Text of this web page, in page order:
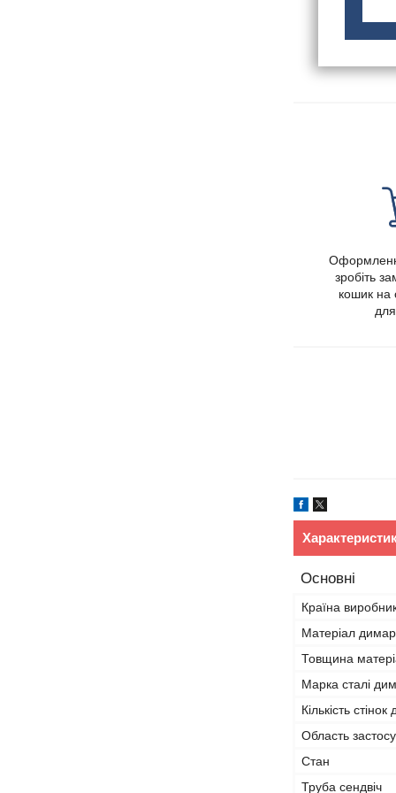
зробіть
кошик на
Основні
Країна
Матеріал
Товщина
Марка сталі
Кількість
Область
Стан
Труба сендвіч